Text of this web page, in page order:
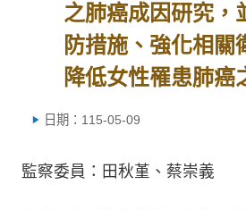
之肺癌成因研究，
防措施、強化相關
降低女性罹患肺癌
日期：115-05-09
監察委員：田秋堇、蔡崇義